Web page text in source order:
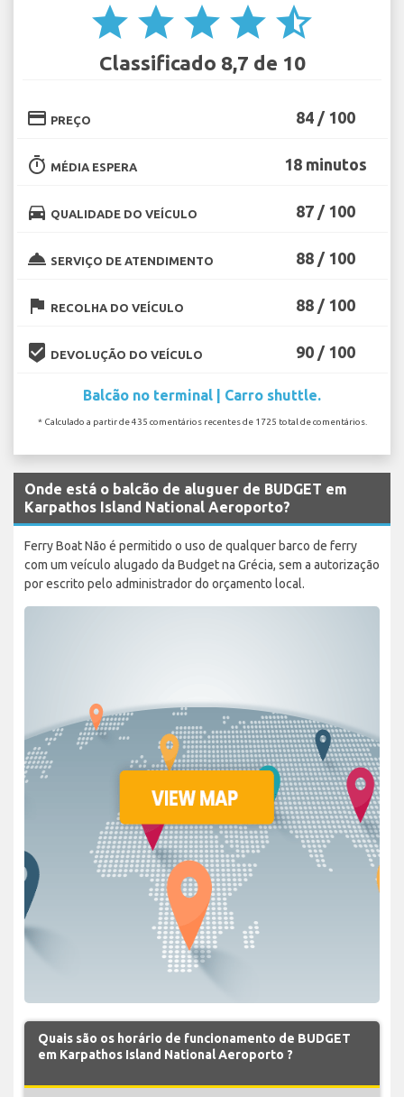
star star star star star_half
Classificado 8,7 de 10
credit_card PREÇO 84 / 100
timer MÉDIA ESPERA 18 minutos
directions_car QUALIDADE DO VEÍCULO 87 / 100
room_service SERVIÇO DE ATENDIMENTO 88 / 100
flag RECOLHA DO VEÍCULO 88 / 100
beenhere DEVOLUÇÃO DO VEÍCULO 90 / 100
Balcão no terminal | Carro shuttle.
* Calculado a partir de 435 comentários recentes de 1725 total de comentários.
Onde está o balcão de aluguer de BUDGET em
Karpathos Island National Aeroporto?
Ferry Boat Não é permitido o uso de qualquer barco de ferry
com um veículo alugado da Budget na Grécia, sem a autorização
por escrito pelo administrador do orçamento local.
Quais são os horário de funcionamento de BUDGET
em Karpathos Island National Aeroporto ?